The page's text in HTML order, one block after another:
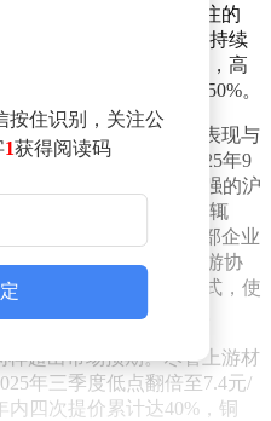
的近十倍。更值得关注的
24个月，当前供需缺口持续
格。自2026年4月以来，高
部分产品涨幅甚至突破50%。
虑，主要源于资本市场表现与
，胜宏科技股价自2025年9
走势类似，即便表现较强的沪
子布、铜箔等原材料动辄
。但行业交流显示，头部企业
本，新订单也通过与下游协
。这种特殊的定价模式，使
周期中保持利润稳定。
样超出市场预期。尽管上游材
年三季度低点翻倍至7.4元/
四次提价累计达40%，铜
按住识别，关注公
1获得阅读码